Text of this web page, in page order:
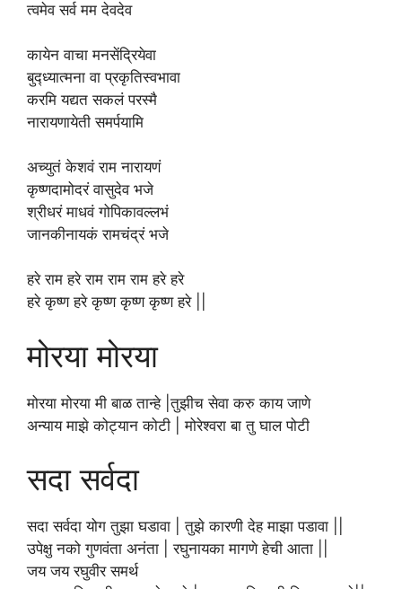
त्वमेव सर्व मम देवदेव
कायेन वाचा मनसेंद्रियेवा
बुद्ध्यात्मना वा प्रकृतिस्वभावा
करमि यद्यत सकलं परस्मै
नारायणायेती समर्पयामि
अच्युतं केशवं राम नारायणं
कृष्णदामोदरं वासुदेव भजे
श्रीधरं माधवं गोपिकावल्लभं
जानकीनायकं रामचंद्रं भजे
हरे राम हरे राम राम राम हरे हरे
हरे कृष्ण हरे कृष्ण कृष्ण कृष्ण हरे ||
मोरया मोरया
मोरया मोरया मी बाळ तान्हे |तुझीच सेवा करु काय जाणे
अन्याय माझे कोट्यान कोटी | मोरेश्वरा बा तु घाल पोटी
सदा सर्वदा
सदा सर्वदा योग तुझा घडावा | तुझे कारणी देह माझा पडावा ||
उपेक्षु नको गुणवंता अनंता | रघुनायका मागणे हेची आता ||
जय जय रघुवीर समर्थ